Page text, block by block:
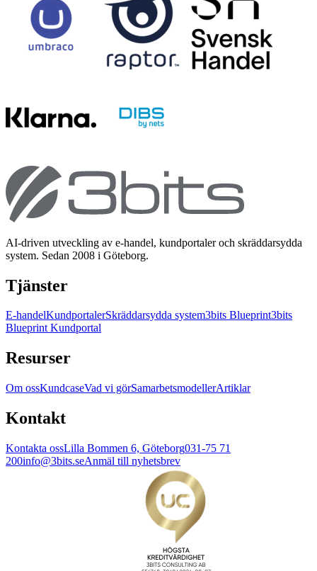
AI-driven utveckling av e-handel, kundportaler och skräddarsydda
system. Sedan 2008 i Göteborg.
Tjänster
E-handelKundportalerSkräddarsydda system3bits Blueprint3bits
Blueprint Kundportal
Resurser
Om ossKundcaseVad vi görSamarbetsmodellerArtiklar
Kontakt
Kontakta ossLilla Bommen 6, Göteborg031-75 71
200info@3bits.seAnmäl till nyhetsbrev